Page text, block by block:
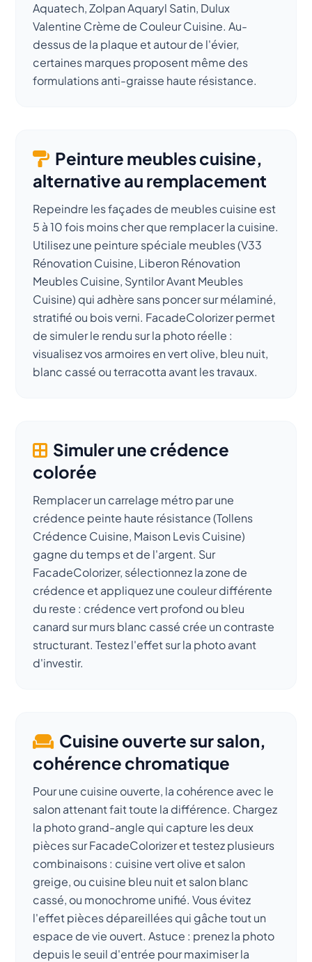
Aquatech, Zolpan Aquaryl Satin, Dulux
Valentine Crème de Couleur Cuisine. Au-
dessus de la plaque et autour de l'évier,
certaines marques proposent même des
formulations anti-graisse haute résistance.
Peinture meubles cuisine,
alternative au remplacement
Repeindre les façades de meubles cuisine est
5 à 10 fois moins cher que remplacer la cuisine.
Utilisez une peinture spéciale meubles (V33
Rénovation Cuisine, Liberon Rénovation
Meubles Cuisine, Syntilor Avant Meubles
Cuisine) qui adhère sans poncer sur mélaminé,
stratifié ou bois verni. FacadeColorizer permet
de simuler le rendu sur la photo réelle :
visualisez vos armoires en vert olive, bleu nuit,
blanc cassé ou terracotta avant les travaux.
Simuler une crédence
colorée
Remplacer un carrelage métro par une
crédence peinte haute résistance (Tollens
Crédence Cuisine, Maison Levis Cuisine)
gagne du temps et de l'argent. Sur
FacadeColorizer, sélectionnez la zone de
crédence et appliquez une couleur différente
du reste : crédence vert profond ou bleu
canard sur murs blanc cassé crée un contraste
structurant. Testez l'effet sur la photo avant
d'investir.
Cuisine ouverte sur salon,
cohérence chromatique
Pour une cuisine ouverte, la cohérence avec le
salon attenant fait toute la différence. Chargez
la photo grand-angle qui capture les deux
pièces sur FacadeColorizer et testez plusieurs
combinaisons : cuisine vert olive et salon
greige, ou cuisine bleu nuit et salon blanc
cassé, ou monochrome unifié. Vous évitez
l'effet pièces dépareillées qui gâche tout un
espace de vie ouvert. Astuce : prenez la photo
depuis le seuil d'entrée pour maximiser la